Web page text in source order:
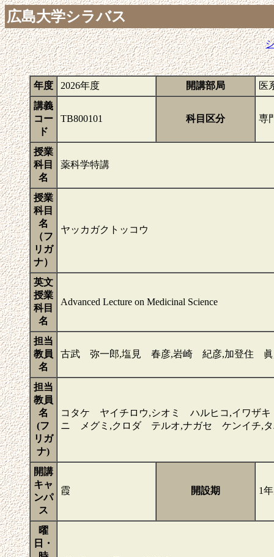
広島大学シラバス
年度 2026年度 開講部局
医
講義
コー
ド
TB800101 科目区分 専
授業
科目
名
薬科学特講
授業
科目
名
（フ
リガ
ナ）
ヤッカガクトッコウ
英文
授業
科目
名
Advanced Lecture on Medicinal Science
担当
教員
名
古武 弥一郎,塩見 春彦,岩崎 紀彦,加登住
担当
教員
名
(フ
リガ
ナ)
コタケ ヤイチロウ,シオミ ハルヒコ,イワザ
ニ メグミ,クロダ テルオ,ナガセ ケンイチ,
開講
キャ
ンパ
ス
霞 開設期 1
曜
日・